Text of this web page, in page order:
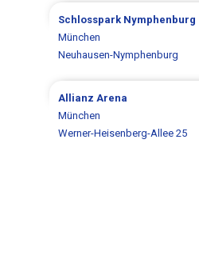
Schlosspark Nymphenburg
München
Neuhausen-Nymphenburg
Allianz Arena
München
Werner-Heisenberg-Allee 25